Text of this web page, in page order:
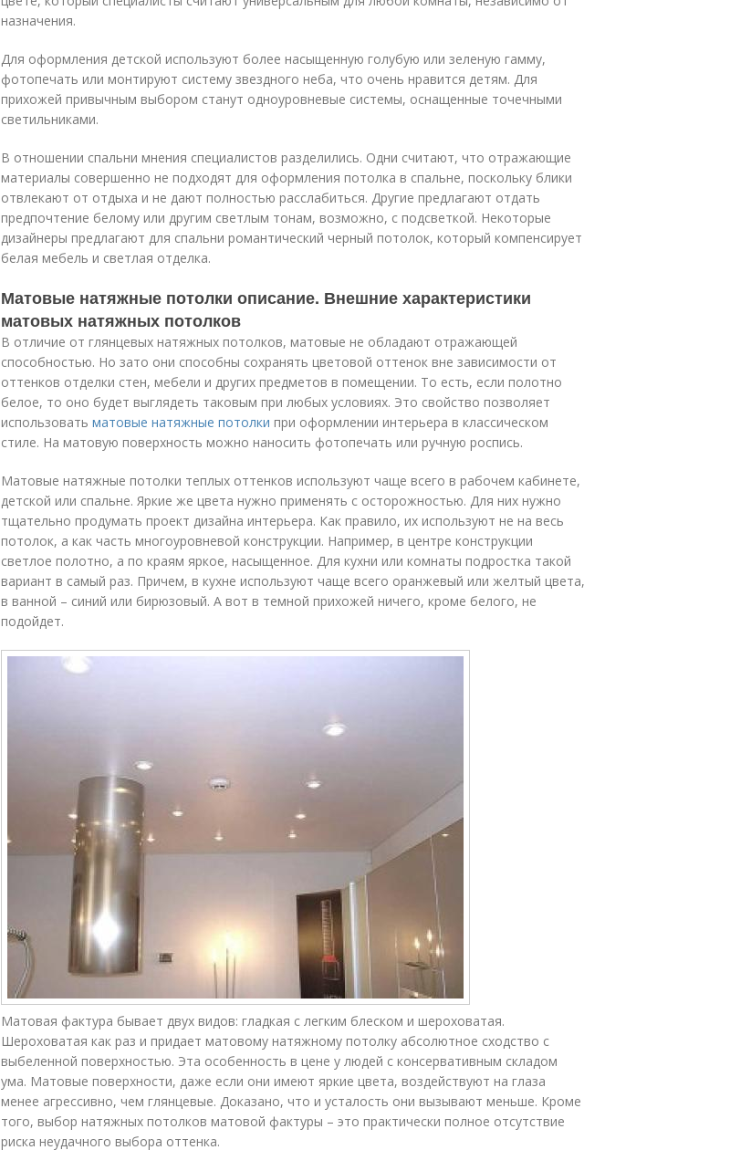
назначения.
Для оформления детской используют более насыщенную голубую или зеленую гамму,
фотопечать или монтируют систему звездного неба, что очень нравится детям. Для
прихожей привычным выбором станут одноуровневые системы, оснащенные точечными
светильниками.
В отношении спальни мнения специалистов разделились. Одни считают, что отражающие
материалы совершенно не подходят для оформления потолка в спальне, поскольку блики
отвлекают от отдыха и не дают полностью расслабиться. Другие предлагают отдать
предпочтение белому или другим светлым тонам, возможно, с подсветкой. Некоторые
дизайнеры предлагают для спальни романтический черный потолок, который компенсирует
белая мебель и светлая отделка.
Матовые натяжные потолки описание. Внешние характеристики
матовых натяжных потолков
В отличие от глянцевых натяжных потолков, матовые не обладают отражающей
способностью. Но зато они способны сохранять цветовой оттенок вне зависимости от
оттенков отделки стен, мебели и других предметов в помещении. То есть, если полотно
белое, то оно будет выглядеть таковым при любых условиях. Это свойство позволяет
использовать матовые натяжные потолки при оформлении интерьера в классическом
стиле. На матовую поверхность можно наносить фотопечать или ручную роспись.
Матовые натяжные потолки теплых оттенков используют чаще всего в рабочем кабинете,
детской или спальне. Яркие же цвета нужно применять с осторожностью. Для них нужно
тщательно продумать проект дизайна интерьера. Как правило, их используют не на весь
потолок, а как часть многоуровневой конструкции. Например, в центре конструкции
светлое полотно, а по краям яркое, насыщенное. Для кухни или комнаты подростка такой
вариант в самый раз. Причем, в кухне используют чаще всего оранжевый или желтый цвета,
в ванной – синий или бирюзовый. А вот в темной прихожей ничего, кроме белого, не
подойдет.
Матовая фактура бывает двух видов: гладкая с легким блеском и шероховатая.
Шероховатая как раз и придает матовому натяжному потолку абсолютное сходство с
выбеленной поверхностью. Эта особенность в цене у людей с консервативным складом
ума. Матовые поверхности, даже если они имеют яркие цвета, воздействуют на глаза
менее агрессивно, чем глянцевые. Доказано, что и усталость они вызывают меньше. Кроме
того, выбор натяжных потолков матовой фактуры – это практически полное отсутствие
риска неудачного выбора оттенка.